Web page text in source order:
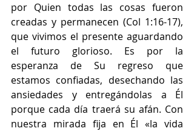
por Quien todas las cosas fueron
creadas y permanecen (Col 1:16-17),
que vivimos el presente aguardando
el futuro glorioso. Es por la
esperanza de Su regreso que
estamos confiadas, desechando las
ansiedades y entregándolas a Él
porque cada día traerá su afán. Con
nuestra mirada fija en Él «la vida